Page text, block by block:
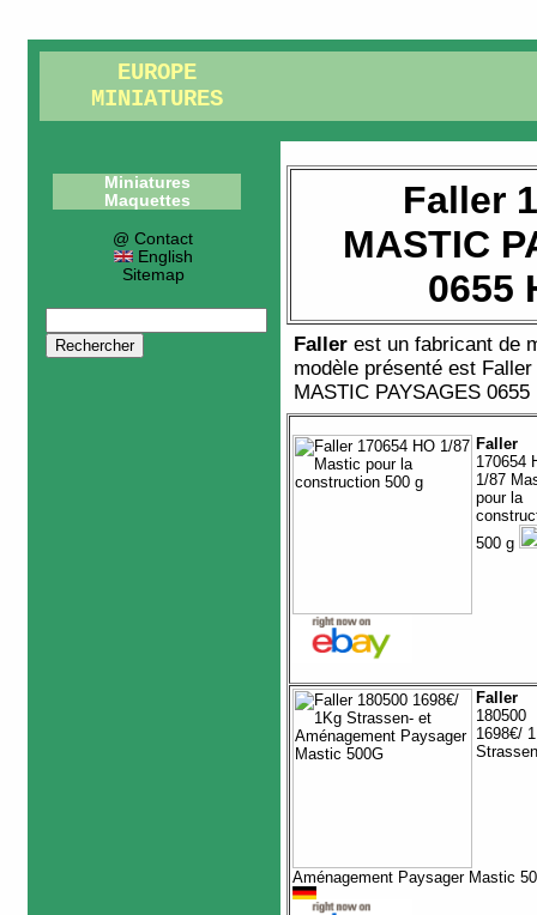
EUROPE
MINIATURES
Miniatures
Maquettes
@ Contact
English
Sitemap
Faller
MASTIC
0655
Faller est un fabricant de
modèle présenté est Faller
MASTIC PAYSAGES 0655
Faller
170654
1/87
pour la
500 g
Faller
180500
1698€/
Aménagement Paysager Mastic